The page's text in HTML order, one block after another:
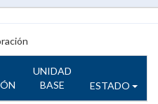
UNIDAD
BASE
ESTADO